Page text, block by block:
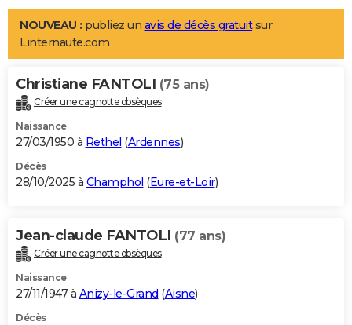
LIFESTYLE
Art de vivre
Bien-être
Loisirs
Mode
Modes de vie
Alimentation
Guide de la santé
Maladies
Médicaments
Sommeil
VOYAGE
Destinations
City break
Voyage nature
Voyage de noces
Forum
Climat
+PHOTO
GUIDES D'ACHAT
BONS PLANS
Carte de Noël
Carte Bonne année
Carte Saint-Valentin
Carte Pâques
Carte d'anniversaire
DICTIONNAIRE
Dictionnaire
Biographies
Citations
Expressions
Proverbes
PROGRAMME TV
NOUVEAU : publiez un avis de décès gratuitsur
Linternaute.com
Christiane FANTOLI (75 ans)
Créer une cagnotte obsèques
Naissance
27/03/1950 à Rethel (Ardennes)
Décès
28/10/2025 à Champhol (Eure-et-Loir)
Jean-claude FANTOLI (77 ans)
Créer une cagnotte obsèques
Naissance
27/11/1947 à Anizy-le-Grand (Aisne)
Décès